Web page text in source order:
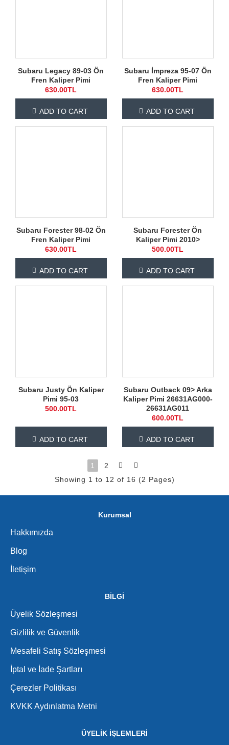
Subaru Legacy 89-03 Ön
Fren Kaliper Pimi
630.00TL
ADD TO CART
Subaru İmpreza 95-07 Ön
Fren Kaliper Pimi
630.00TL
ADD TO CART
Subaru Forester 98-02 Ön
Fren Kaliper Pimi
630.00TL
ADD TO CART
Subaru Forester Ön
Kaliper Pimi 2010>
500.00TL
ADD TO CART
Subaru Justy Ön Kaliper
Pimi 95-03
500.00TL
ADD TO CART
Subaru Outback 09> Arka
Kaliper Pimi 26631AG000-
26631AG011
600.00TL
ADD TO CART
1
2
Showing 1 to 12 of 16 (2 Pages)
Kurumsal
Hakkımızda
Blog
İletişim
BİLGİ
Üyelik Sözleşmesi
Gizlilik ve Güvenlik
Mesafeli Satış Sözleşmesi
İptal ve İade Şartları
Çerezler Politikası
KVKK Aydınlatma Metni
ÜYELİK İŞLEMLERİ